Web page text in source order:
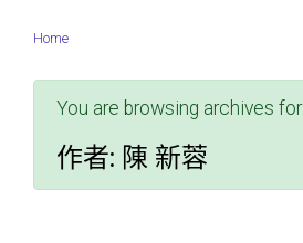
Home
You are browsing archives for
作者: 陳 新蓉